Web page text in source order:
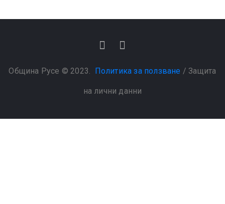
Община Русе © 2023. Политика за ползване / Защита
на лични данни